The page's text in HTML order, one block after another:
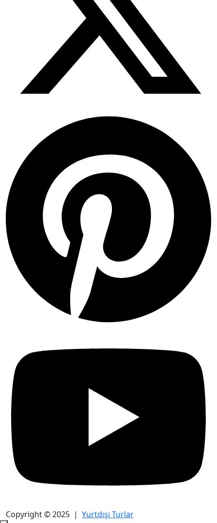
Copyright © 2025 | Yurtdışı Turlar